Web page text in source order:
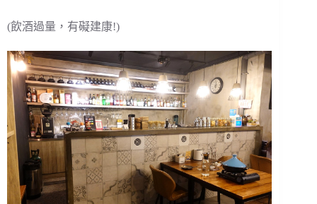
(飲酒過量，有礙建康!)